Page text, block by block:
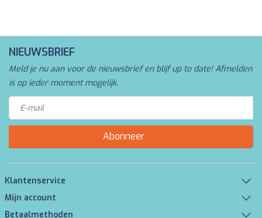
NIEUWSBRIEF
Meld je nu aan voor de nieuwsbrief en blijf up to date! Afmelden
is op ieder moment mogelijk.
Abonneer
Klantenservice
Mijn account
Betaalmethoden